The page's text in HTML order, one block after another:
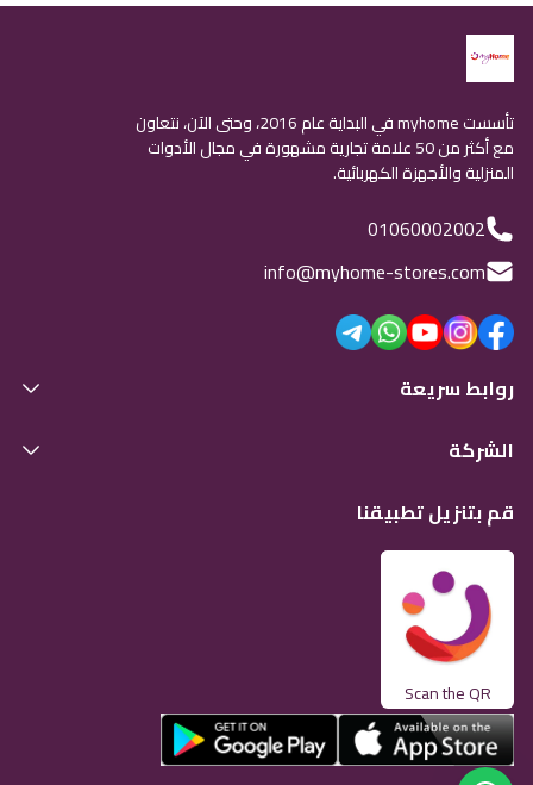
تأسست myhome في البداية عام 2016، وحتى الآن، نتعاون
مع أكثر من 50 علامة تجارية مشهورة في مجال الأدوات
المنزلية والأجهزة الكهربائية.
01060002002
info@myhome-stores.com
روابط سريعة
الشركة
قم بتنزيل تطبيقنا
Scan the QR